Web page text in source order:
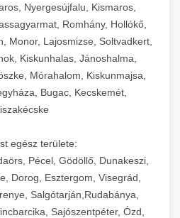
Nyergesújfalu, Kismaros,
Romhány, Hollókő,
Monor, Lajosmizse, Soltvadkert,
Kiskunhalas, Jánoshalma,
Mórahalom, Kiskunmajsa,
Bugac, Kecskemét,
egész területe:
Pécel, Gödöllő, Dunakeszi,
Dorog, Esztergom, Visegrád,
Salgótarján,Rudabánya,
Sajószentpéter, Ózd,